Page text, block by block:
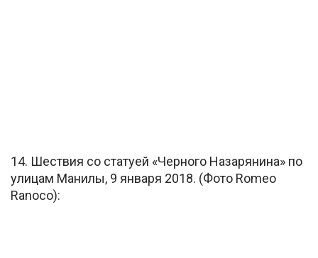
14. Шествия со статуей «Черного Назарянина» по
улицам Манилы, 9 января 2018. (Фото Romeo
Ranoco):